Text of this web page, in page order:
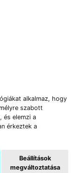
alkalmaz, hogy
szabott
és elemzi a
érkeztek a
Beállítások
megváltoztatása